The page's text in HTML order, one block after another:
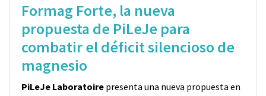
Formag Forte, la nueva
propuesta de PiLeJe para
combatir el déficit silencioso de
magnesio
PiLeJe Laboratoire presenta una nueva propuesta en